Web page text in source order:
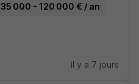
35 000 - 120 000 € / an
il y a 7 jours